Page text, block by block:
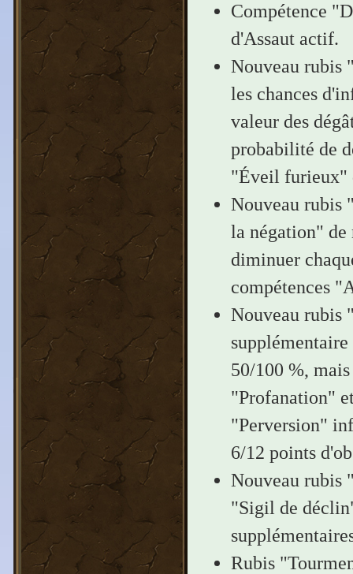
Compétence
d'Assaut actif.
Nouveau rubis
les chances
valeur des
probabilité de
"Éveil furieux"
Nouveau rubis
la négation" de
diminuer
compétences
Nouveau rubis
50/100 %,
"Profanation"
"Perversion"
6/12 points
Nouveau rubis
"Sigil de
Rubis